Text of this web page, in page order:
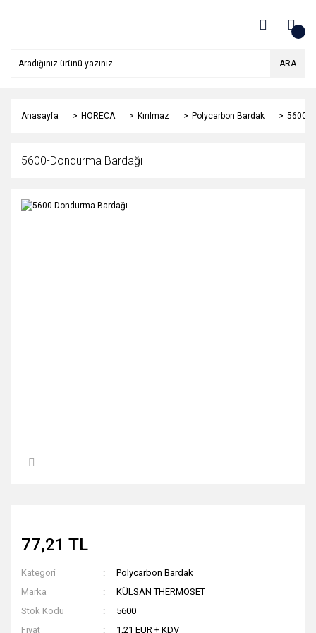
ARA
Anasayfa HORECA Kırılmaz Polycarbon Bardak 5600-
5600-Dondurma Bardağı
77,21 TL
Kategori
Polycarbon Bardak
Marka
KÜLSAN THERMOSET
Stok Kodu
5600
Fiyat
1,21 EUR + KDV